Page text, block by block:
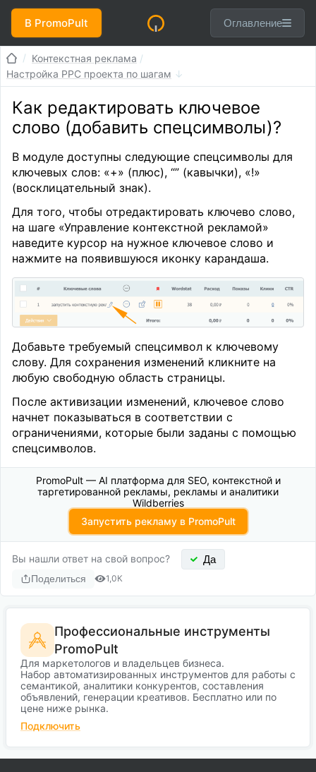
В PromoPult Оглавление
Контекстная реклама
Настройка PPC проекта по шагам
Как редактировать ключевое
слово (добавить спецсимволы)?
В модуле доступны следующие спецсимволы для
ключевых слов: «+» (плюс), “” (кавычки), «!»
(восклицательный знак).
Для того, чтобы отредактировать ключево слово,
на шаге «Управление контекстной рекламой»
наведите курсор на нужное ключевое слово и
нажмите на появившуюся иконку карандаша.
Добавьте требуемый спецсимвол к ключевому
слову. Для сохранения изменений кликните на
любую свободную область страницы.
После активизации изменений, ключевое слово
начнет показываться в соответствии с
ограничениями, которые были заданы с помощью
спецсимволов.
PromoPult — AI платформа для SEO, контекстной и
таргетированной рекламы, рекламы и аналитики
Wildberries
Запустить рекламу в PromoPult
Вы нашли ответ на свой вопрос? Да
Поделиться 1,0К
Профессиональные инструменты
PromoPult
Для маркетологов и владельцев бизнеса.
Набор автоматизированных инструментов для работы с
семантикой, аналитики конкурентов, составления
объявлений, генерации креативов. Бесплатно или по
цене ниже рынка.
Подключить